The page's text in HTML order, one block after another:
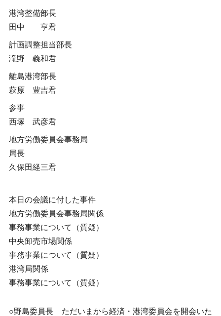
港湾整備部長
田中 亨君
計画調整担当部長
滝野 義和君
離島港湾部長
萩原 豊吉君
参事
西塚 武彦君
地方労働委員会事務局
局長
久保田経三君
本日の会議に付した事件
地方労働委員会事務局関係
事務事業について（質疑）
中央卸売市場関係
事務事業について（質疑）
港湾局関係
事務事業について（質疑）
○野島委員長 ただいまから経済・港湾委員会を開会いた